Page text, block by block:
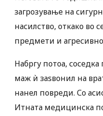
загрозување на
насилство, откако во
предмети и
Набргу потоа,
маж ѝ заѕвонил на
нанел повреди. Со
Итната медицинска